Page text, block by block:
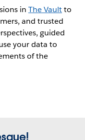
in The Vaultto
and trusted
guided
your data to
of the